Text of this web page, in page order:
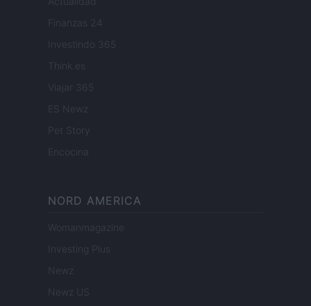
Finanzas 24
Investindo 365
Think.es
Viajar 365
ES Newz
Pet Story
Encocina
NORD AMERICA
Womanmagazine
Investing Plus
Newz
Newz US